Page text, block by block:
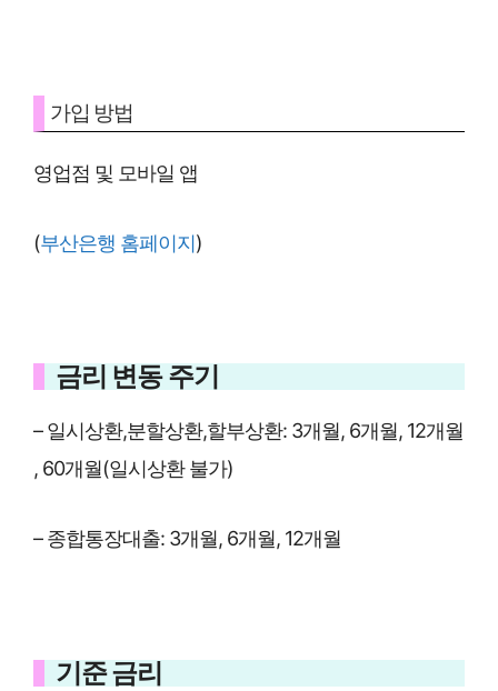
가입 방법
영업점 및 모바일 앱
(부산은행 홈페이지)
금리 변동 주기
– 일시상환,분할상환,할부상환: 3개월, 6개월, 12개월
, 60개월(일시상환 불가)
– 종합통장대출: 3개월, 6개월, 12개월
기준 금리